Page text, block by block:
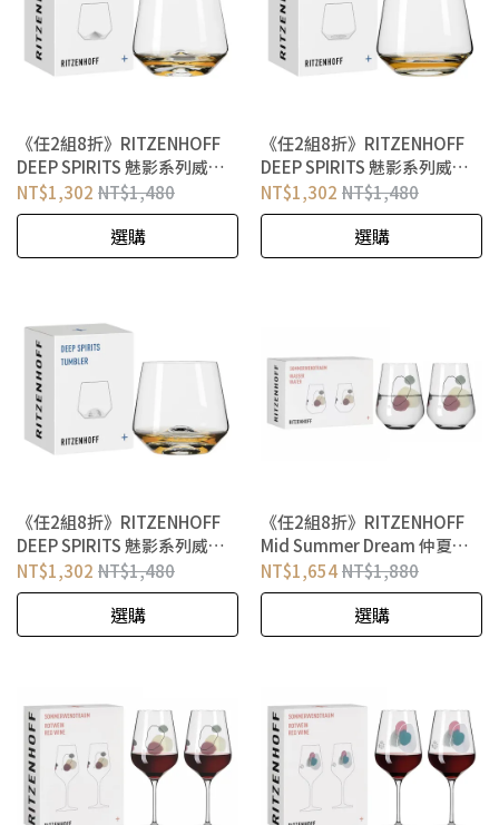
《任2組8折》RITZENHOFF
DEEP SPIRITS 魅影系列威士
忌酒杯 環底鑽石
NT$1,302 NT$1,480
選購
《任2組8折》RITZENHOFF
DEEP SPIRITS 魅影系列威士
忌酒杯 立方幻影
NT$1,302 NT$1,480
選購
《任2組8折》RITZENHOFF
DEEP SPIRITS 魅影系列威士
忌酒杯 雪晶冰屋
NT$1,302 NT$1,480
選購
《任2組8折》RITZENHOFF
Mid Summer Dream 仲夏夜
之夢系列 紫色夢幻水酒對杯
NT$1,654NT$1,880
選購